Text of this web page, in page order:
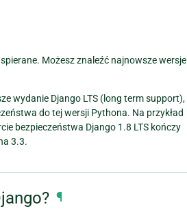
Możesz znaleźć najnowsze wersje
wydanie Django LTS (long term support),
do tej wersji Pythona. Na przykład
bezpieczeństwa Django 1.8 LTS kończy
3.3.
¶